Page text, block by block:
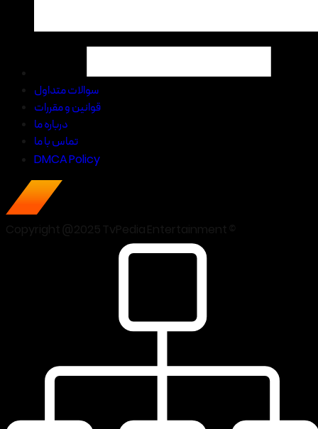
سوالات متداول
قوانین و مقررات
درباره ما
تماس با ما
DMCA Policy